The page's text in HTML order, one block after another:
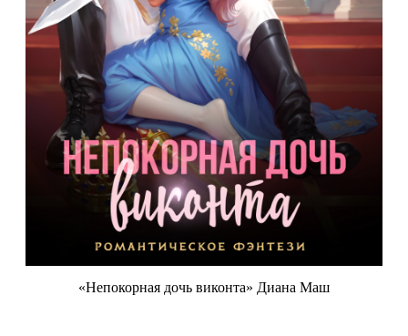
«Непокорная дочь виконта» Диана Маш